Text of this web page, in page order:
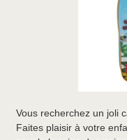
Vous recherchez un joli
Faites plaisir à votre